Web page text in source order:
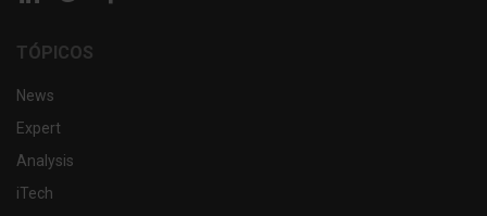
TÓPICOS
News
Expert
Analysis
iTech